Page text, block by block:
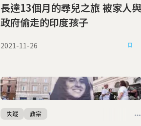
長達13個月的尋兒之旅 被家人與
政府偷走的印度孩子
2021-11-26
失蹤 教宗